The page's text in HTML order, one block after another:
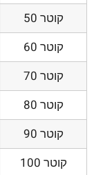
קוטר 50
קוטר 60
קוטר 70
קוטר 80
קוטר 90
קוטר 100